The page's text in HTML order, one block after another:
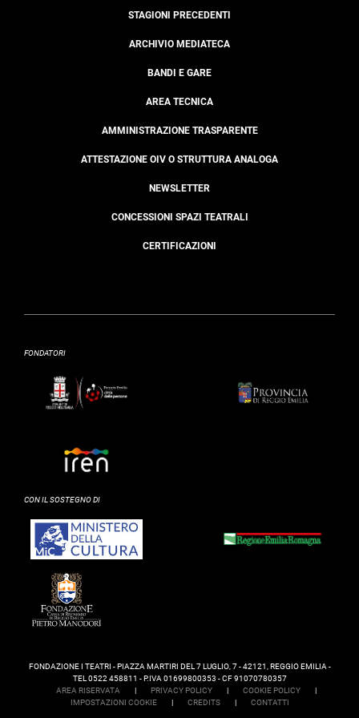
STAGIONI PRECEDENTI
ARCHIVIO MEDIATECA
BANDI E GARE
AREA TECNICA
AMMINISTRAZIONE TRASPARENTE
ATTESTAZIONE OIV O STRUTTURA ANALOGA
NEWSLETTER
CONCESSIONI SPAZI TEATRALI
CERTIFICAZIONI
FONDATORI
CON IL SOSTEGNO DI
FONDAZIONE I TEATRI - PIAZZA MARTIRI DEL 7 LUGLIO, 7 - 42121, REGGIO EMILIA -
TEL 0522 458811 - P.IVA 01699800353 - CF 91070780357
AREA RISERVATA
| PRIVACY POLICY | COOKIE POLICY
|
IMPOSTAZIONI COOKIE
| CREDITS | CONTATTI